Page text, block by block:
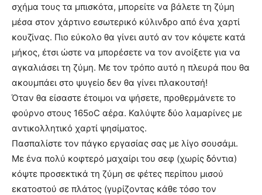
σχήμα τους τα μπισκότα, μπορείτε να βάλετε τη ζύμη
μέσα στον χάρτινο εσωτερικό κύλινδρο από ένα χαρτί
κουζίνας. Πιο εύκολο θα γίνει αυτό αν τον κόψετε κατά
μήκος, έτσι ώστε να μπορέσετε να τον ανοίξετε για να
αγκαλιάσει τη ζύμη. Με τον τρόπο αυτό η πλευρά που θα
ακουμπάει στο ψυγείο δεν θα γίνει πλακουτσή!
Όταν θα είσαστε έτοιμοι να ψήσετε, προθερμάνετε το
φούρνο στους 165οC αέρα. Καλύψτε δύο λαμαρίνες με
αντικολλητικό χαρτί ψησίματος.
Πασπαλίστε τον πάγκο εργασίας σας με λίγο σουσάμι.
Με ένα πολύ κοφτερό μαχαίρι του σεφ (χωρίς δόντια)
κόψτε προσεκτικά τη ζύμη σε φέτες περίπου μισού
εκατοστού σε πλάτος (γυρίζοντας κάθε τόσο τον